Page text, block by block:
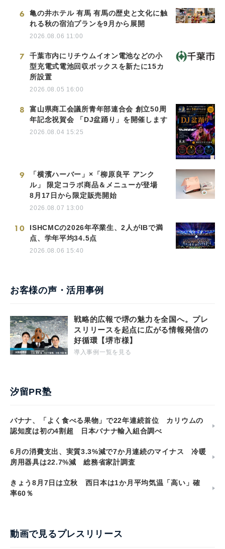
6
亀の井ホテル 有馬 有馬の歴史と文化に触
れる秋の宿泊プランを9月から展開
2026.08.06 11:00
7
千葉市内にリチウムイオン電池などの小
型充電式電池回収ボックスを新たに15カ
所設置
2026.08.05 16:00
8
富山県商工会議所青年部連合会 創立50周
年記念祝賀会 「DJ盆踊り」を開催します
2026.08.04 15:25
9
「横濱ハーバー」×「柳原良平 アンク
ル」 限定コラボ商品＆メニューが登場
8月17日から限定販売開始
2026.08.07 13:00
10
ISHCMCの2026年卒業生、2人がIBで満
点、学年平均34.5点
2026.08.06 15:40
お客様の声・活用事例
戦略的広報で堺の魅力を全国へ。プレ
スリリースを起点に広がる情報発信の
好循環【堺市様】
導入事例一覧を見る
汐留PR塾
バナナ、「よく食べる果物」で22年連続首位 カリウムの
認知度は初の4割超 日本バナナ輸入組合調べ
6月の消費支出、実質3.3%減で7か月連続のマイナス 冷暖
房用器具は22.7%減 総務省家計調査
きょう8月7日は立秋 西日本は1か月平均気温「高い」確
率60％
動画で見るプレスリリース